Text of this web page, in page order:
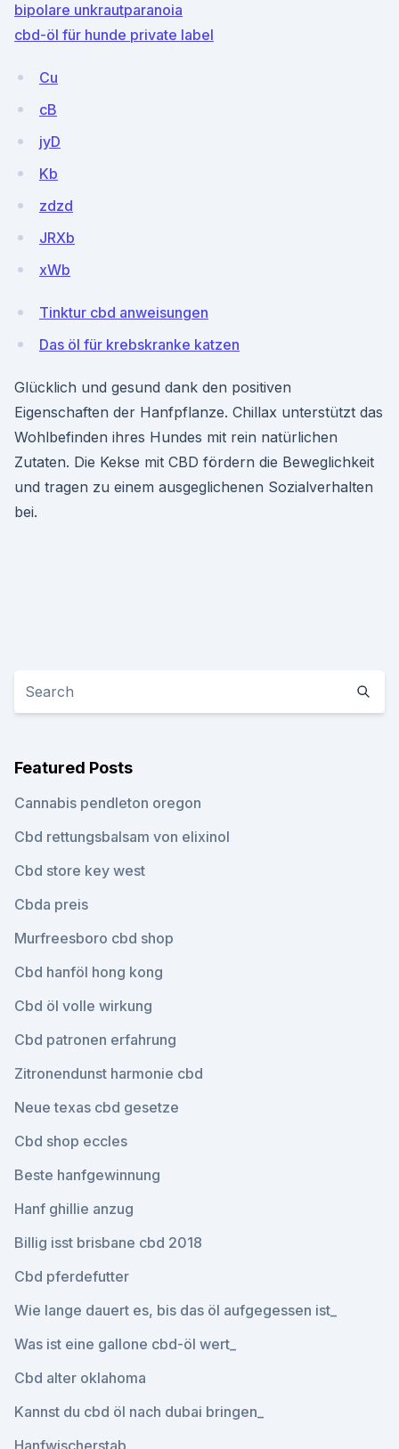
bipolare unkrautparanoia
cbd-öl für hunde private label
Cu
cB
jyD
Kb
zdzd
JRXb
xWb
Tinktur cbd anweisungen
Das öl für krebskranke katzen
Glücklich und gesund dank den positiven
Eigenschaften der Hanfpflanze. Chillax unterstützt das
Wohlbefinden ihres Hundes mit rein natürlichen
Zutaten. Die Kekse mit CBD fördern die Beweglichkeit
und tragen zu einem ausgeglichenen Sozialverhalten
bei.
Featured Posts
Cannabis pendleton oregon
Cbd rettungsbalsam von elixinol
Cbd store key west
Cbda preis
Murfreesboro cbd shop
Cbd hanföl hong kong
Cbd öl volle wirkung
Cbd patronen erfahrung
Zitronendunst harmonie cbd
Neue texas cbd gesetze
Cbd shop eccles
Beste hanfgewinnung
Hanf ghillie anzug
Billig isst brisbane cbd 2018
Cbd pferdefutter
Wie lange dauert es, bis das öl aufgegessen ist_
Was ist eine gallone cbd-öl wert_
Cbd alter oklahoma
Kannst du cbd öl nach dubai bringen_
Hanfwischerstab